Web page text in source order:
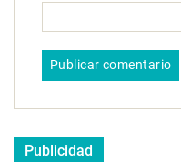
Publicidad